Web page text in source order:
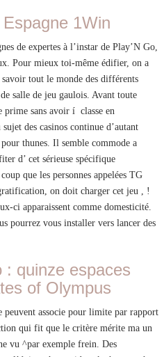
1Win
de expertes à l’instar de Play’N Go,
Pour mieux toi-même édifier, on a
tout le monde des différents
salle de jeu gaulois. Avant toute
prime sans avoir í classe en
des casinos continue d’autant
thunes. Il semble commode a
d’ cet sérieuse spécifique
que les personnes appelées TG
on doit charger cet jeu , !
ci apparaissent comme domesticité.
pourrez vous installer vers lancer des
: quinze espaces
of Olympus
associe pour limite par rapport
qui fit que le critère mérite ma un
vu ^par exemple frein. Des